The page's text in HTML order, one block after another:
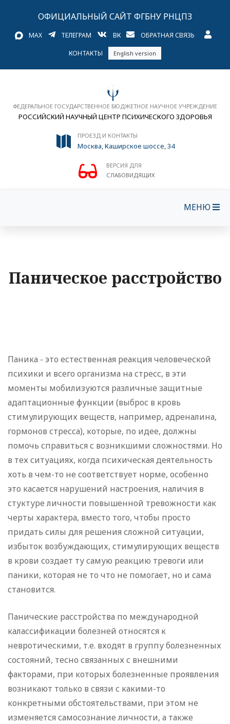
ОФИЦИАЛЬНЫЙ САЙТ ФГБНУ РНЦПЗ
MAX ТЕЛЕГРАМ ВК ОБРАТНАЯ СВЯЗЬ
КОНТАКТЫ English version
ФЕДЕРАЛЬНОЕ ГОСУДАРСТВЕННОЕ БЮДЖЕТНОЕ НАУЧНОЕ УЧРЕЖДЕНИЕ
РОССИЙСКИЙ НАУЧНЫЙ ЦЕНТР ПСИХИЧЕСКОГО ЗДОРОВЬЯ
ПРОЕЗД И КОНТАКТЫ
Москва, Каширское шоссе, 34
ВЕРСИЯ ДЛЯ
СЛАБОВИДЯЩИХ
МЕНЮ
Паническое расстройство
Паника - это естественная реакция человеческой
психики и всего организма на стресс, в эти
моменты мобилизуются различные защитные
адаптационные функции (выброс в кровь
стимулирующих веществ, например, адреналина,
гормонов стресса), которые, по идее, должны
помочь справиться с возникшими сложностями. Но
в тех ситуациях, когда психическая деятельность
хоть в чем-то не соответствует норме, особенно
это касается нарушений настроения, наличия в
стуктуре личности повышенной тревожности как
черты характера, вместо того, чтобы просто
придать силы для решения сложной ситуации,
избыток возбуждающих, стимулирующих веществ
в крови создает ту самую реакцию тревоги или
паники, которая не то что не помогает, но и сама
становится.
Панические расстройства по международной
калассификации болезней относятся к
невротическими, т.е. входят в группу болезненных
состояний, тесно связанных с внешними
факторами, при которых болезненные проявления
возникают только в связи с какими-то
конкретными обстоятельствами, при этом не
изменяется самосознание личности, а также